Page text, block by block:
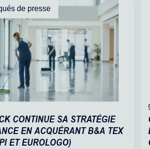
de presse
CONTINUE SA STRATÉGIE
EN ACQUÉRANT B&A TEX
ET EUROLOGO)